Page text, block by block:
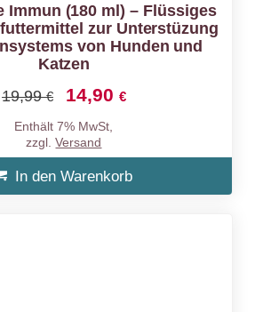
Immun (180 ml) – Flüssiges
zur Unterstüzung
von Hunden und
Katzen
19,99€
Ursprünglicher
war:
19,99 €
14,90 €Aktueller
14,90 €.
Enthält 7% MwSt,
zzgl.Versand
In den Warenkorb